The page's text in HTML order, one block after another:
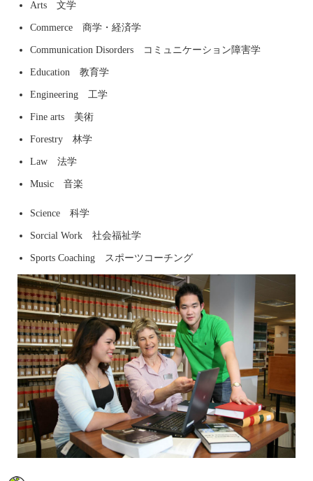
Arts 文学
Commerce 商学・経済学
Communication Disorders コミュニケーション障害学
Education 教育学
Engineering 工学
Fine arts 美術
Forestry 林学
Law 法学
Music 音楽
Science 科学
Sorcial Work 社会福祉学
Sports Coaching スポーツコーチング